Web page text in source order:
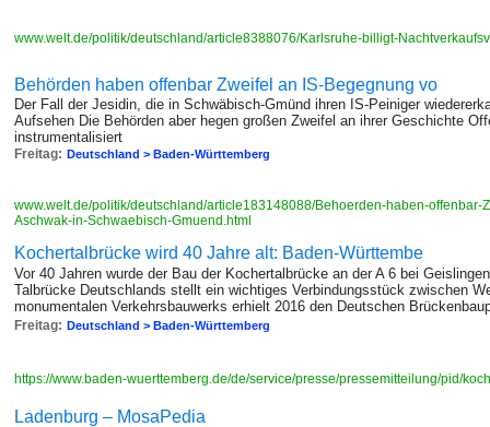
www.welt.de/politik/deutschland/article8388076/Karlsruhe-billigt-
Behörden haben offenbar Zweifel an IS-Begegnung vo
Der Fall der Jesidin, die in Schwäbisch-Gmünd ihren IS-Peiniger
Aufsehen Die Behörden aber hegen großen Zweifel an ihrer Geschichte
instrumentalisiert
Freitag: Deutschland > Baden-Württemberg
www.welt.de/politik/deutschland/article183148088/Behoerden-haben-
Aschwak-in-Schwaebisch-Gmuend.html
Kochertalbrücke wird 40 Jahre alt: Baden-Württembe
Vor 40 Jahren wurde der Bau der Kochertalbrücke an der A 6 bei
Talbrücke Deutschlands stellt ein wichtiges Verbindungsstück zwischen
monumentalen Verkehrsbauwerks erhielt 2016 den Deutschen
Freitag: Deutschland > Baden-Württemberg
https://www.baden-wuerttemberg.de/de/service/presse/pressemitteilung/pid/
Ladenburg – MosaPedia